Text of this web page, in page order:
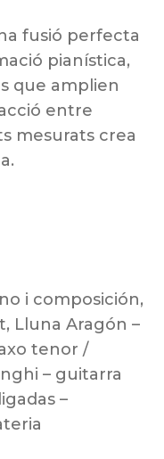
fusió perfecta
pianística,
que amplien
entre
mesurats crea
i composición,
Lluna Aragón –
tenor /
– guitarra
–